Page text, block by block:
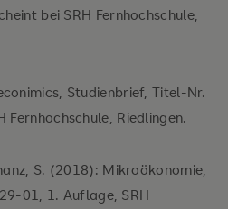
bei SRH Fernhochschule,
Studienbrief, Titel-Nr.
Riedlingen.
S. (2018): Mikroökonomie,
01, 1. Auflage, SRH